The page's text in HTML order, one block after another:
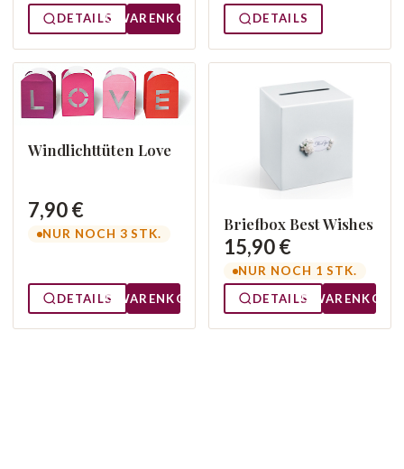
DETAILS
WARENKORB DETAILS
Windlichttüten Love
7,90 €
NUR NOCH 3 STK.
DETAILS WARENKORB
Briefbox Best Wishes
15,90 €
NUR NOCH 1 STK.
DETAILS
WARENKORB